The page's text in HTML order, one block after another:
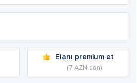
Elanı premium et
(7 AZN-dən)